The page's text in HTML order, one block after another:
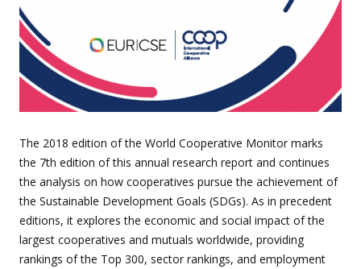
The 2018 edition of the World Cooperative Monitor marks
the 7th edition of this annual research report and continues
the analysis on how cooperatives pursue the achievement of
the Sustainable Development Goals (SDGs). As in precedent
editions, it explores the economic and social impact of the
largest cooperatives and mutuals worldwide, providing
rankings of the Top 300, sector rankings, and employment